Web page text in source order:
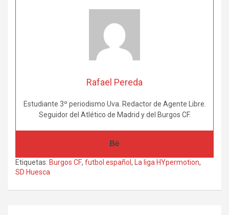
Rafael Pereda
Estudiante 3º periodismo Uva. Redactor de Agente Libre.
Seguidor del Atlético de Madrid y del Burgos CF.
Etiquetas: Burgos CF, futbol español , La liga HYpermotion,
SD Huesca